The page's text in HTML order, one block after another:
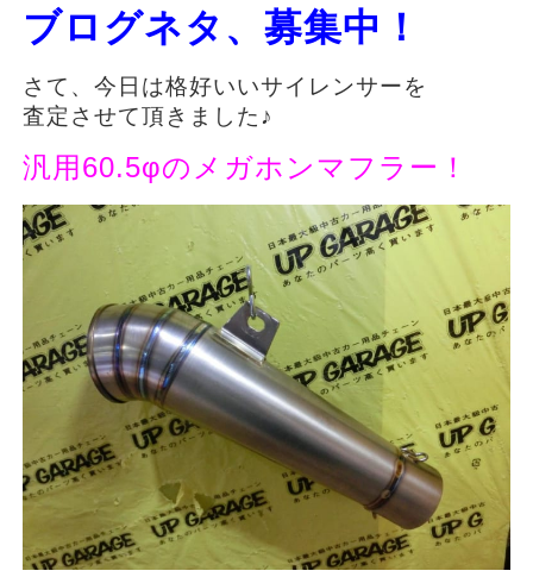
ブログネタ、募集中！
さて、今日は格好いいサイレンサーを
査定させて頂きました♪
汎用60.5φのメガホンマフラー！